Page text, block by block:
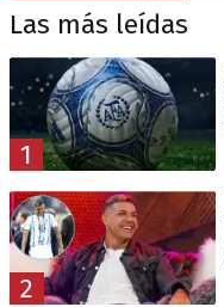
Las más leídas
1
2